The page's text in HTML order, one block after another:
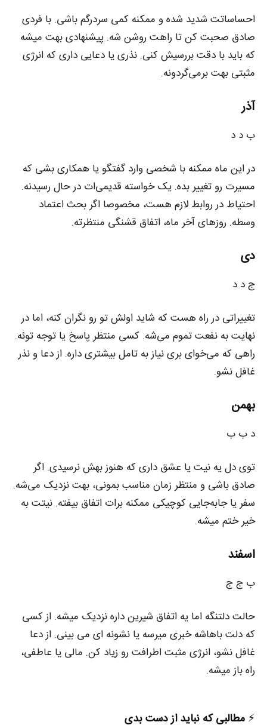
احساساتت شدید شده و ممکنه کمی سردرگم باشی. با فردی
صادق صحبت کن تا راهت روشن شه. پیشنهادی بهت میشه
که باید با دقت بررسیش کنی. نذری یا دعایی داری که انرژی
مثبتی بهت برمی‌گردونه.
آذر
ب د د
در این ماه ممکنه با شخصی وارد گفتگو یا همکاری بشی که
مسیرت رو تغییر بده. یک خواسته قدیمی‌ات در حال رسیدنه.
احتیاط در روابط لازم هست، مخصوصا اگر بحث اعتماد
وسطه. روزهای آخر ماه، اتفاق قشنگی منتظرته.
دی
ج د د
تغییراتی در راه هست که شاید اولش تو رو نگران کنه، اما در
نهایت به نفعت تموم می‌شه. کسی منتظر پاسخ یا توجه توئه.
راهی که می‌خوای بری نیاز به تامل بیشتری داره. از دعا و نذر
غافل نشو.
بهمن
د ب ب
توی دل یه نیت یا عشق داری که هنوز بهش نرسیدی. اگر
صادق باشی و منتظر زمان مناسب بمونی، بهت نزدیک می‌شه.
سفر یا جابه‌جایی کوچیکی ممکنه برات اتفاق بیفته. نیتت به‌
خیر ختم میشه.
اسفند
ب ج ج
حالت دلتنگه اما یه اتفاق شیرین داره نزدیک میشه. از کسی
که دلت باهاشه خبری میرسه یا نشونه‌ ای می‌ بینی. از دعا
غافل نشو، انرژی مثبت اطرافت رو زیاد کن. مالی یا عاطفی،
راه باز میشه.
⚡️ مطالبی که نباید از دست بدی